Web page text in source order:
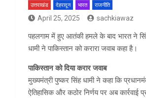
उत्तराखंड देहरादून भारत राजनीति
April 25, 2025 sachkiawaz
पहलगाम में हुए आतंकी हमले के बाद भारत ने
धामी ने पाकिस्तान को करारा जवाब कहा है।
पाकिस्तान को दिया करार जवाब
मुख्यमंत्री पुष्कर सिंह धामी ने कहा कि
ऐतिहासिक और कठोर निर्णय पर अब